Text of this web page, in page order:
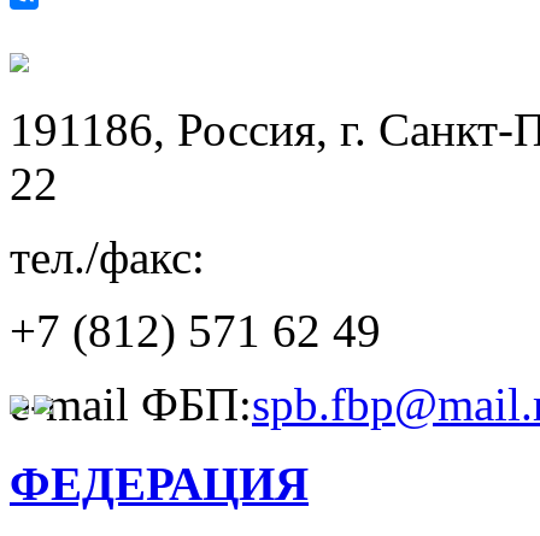
191186, Россия, г.
22
тел./факс:
+7 (812) 571 62 49
e-mail ФБП:
ФЕДЕРАЦИЯ